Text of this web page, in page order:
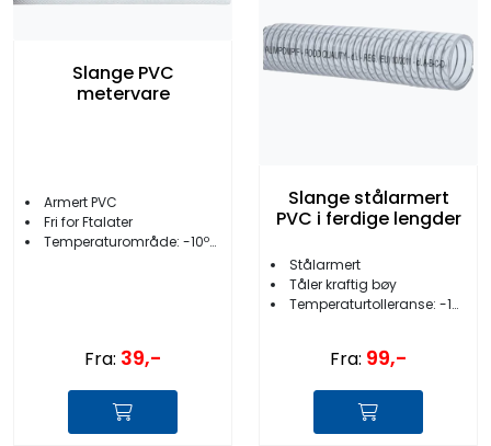
Slange PVC
metervare
Armert PVC
Fri for Ftalater
Temperaturområde: -10ºC til +60ºC
Fra: 39,-
Slange stålarmert
PVC i ferdige lengder
Stålarmert
Tåler kraftig bøy
Temperaturtolleranse: -10 til +60ºC
Fra: 99,-